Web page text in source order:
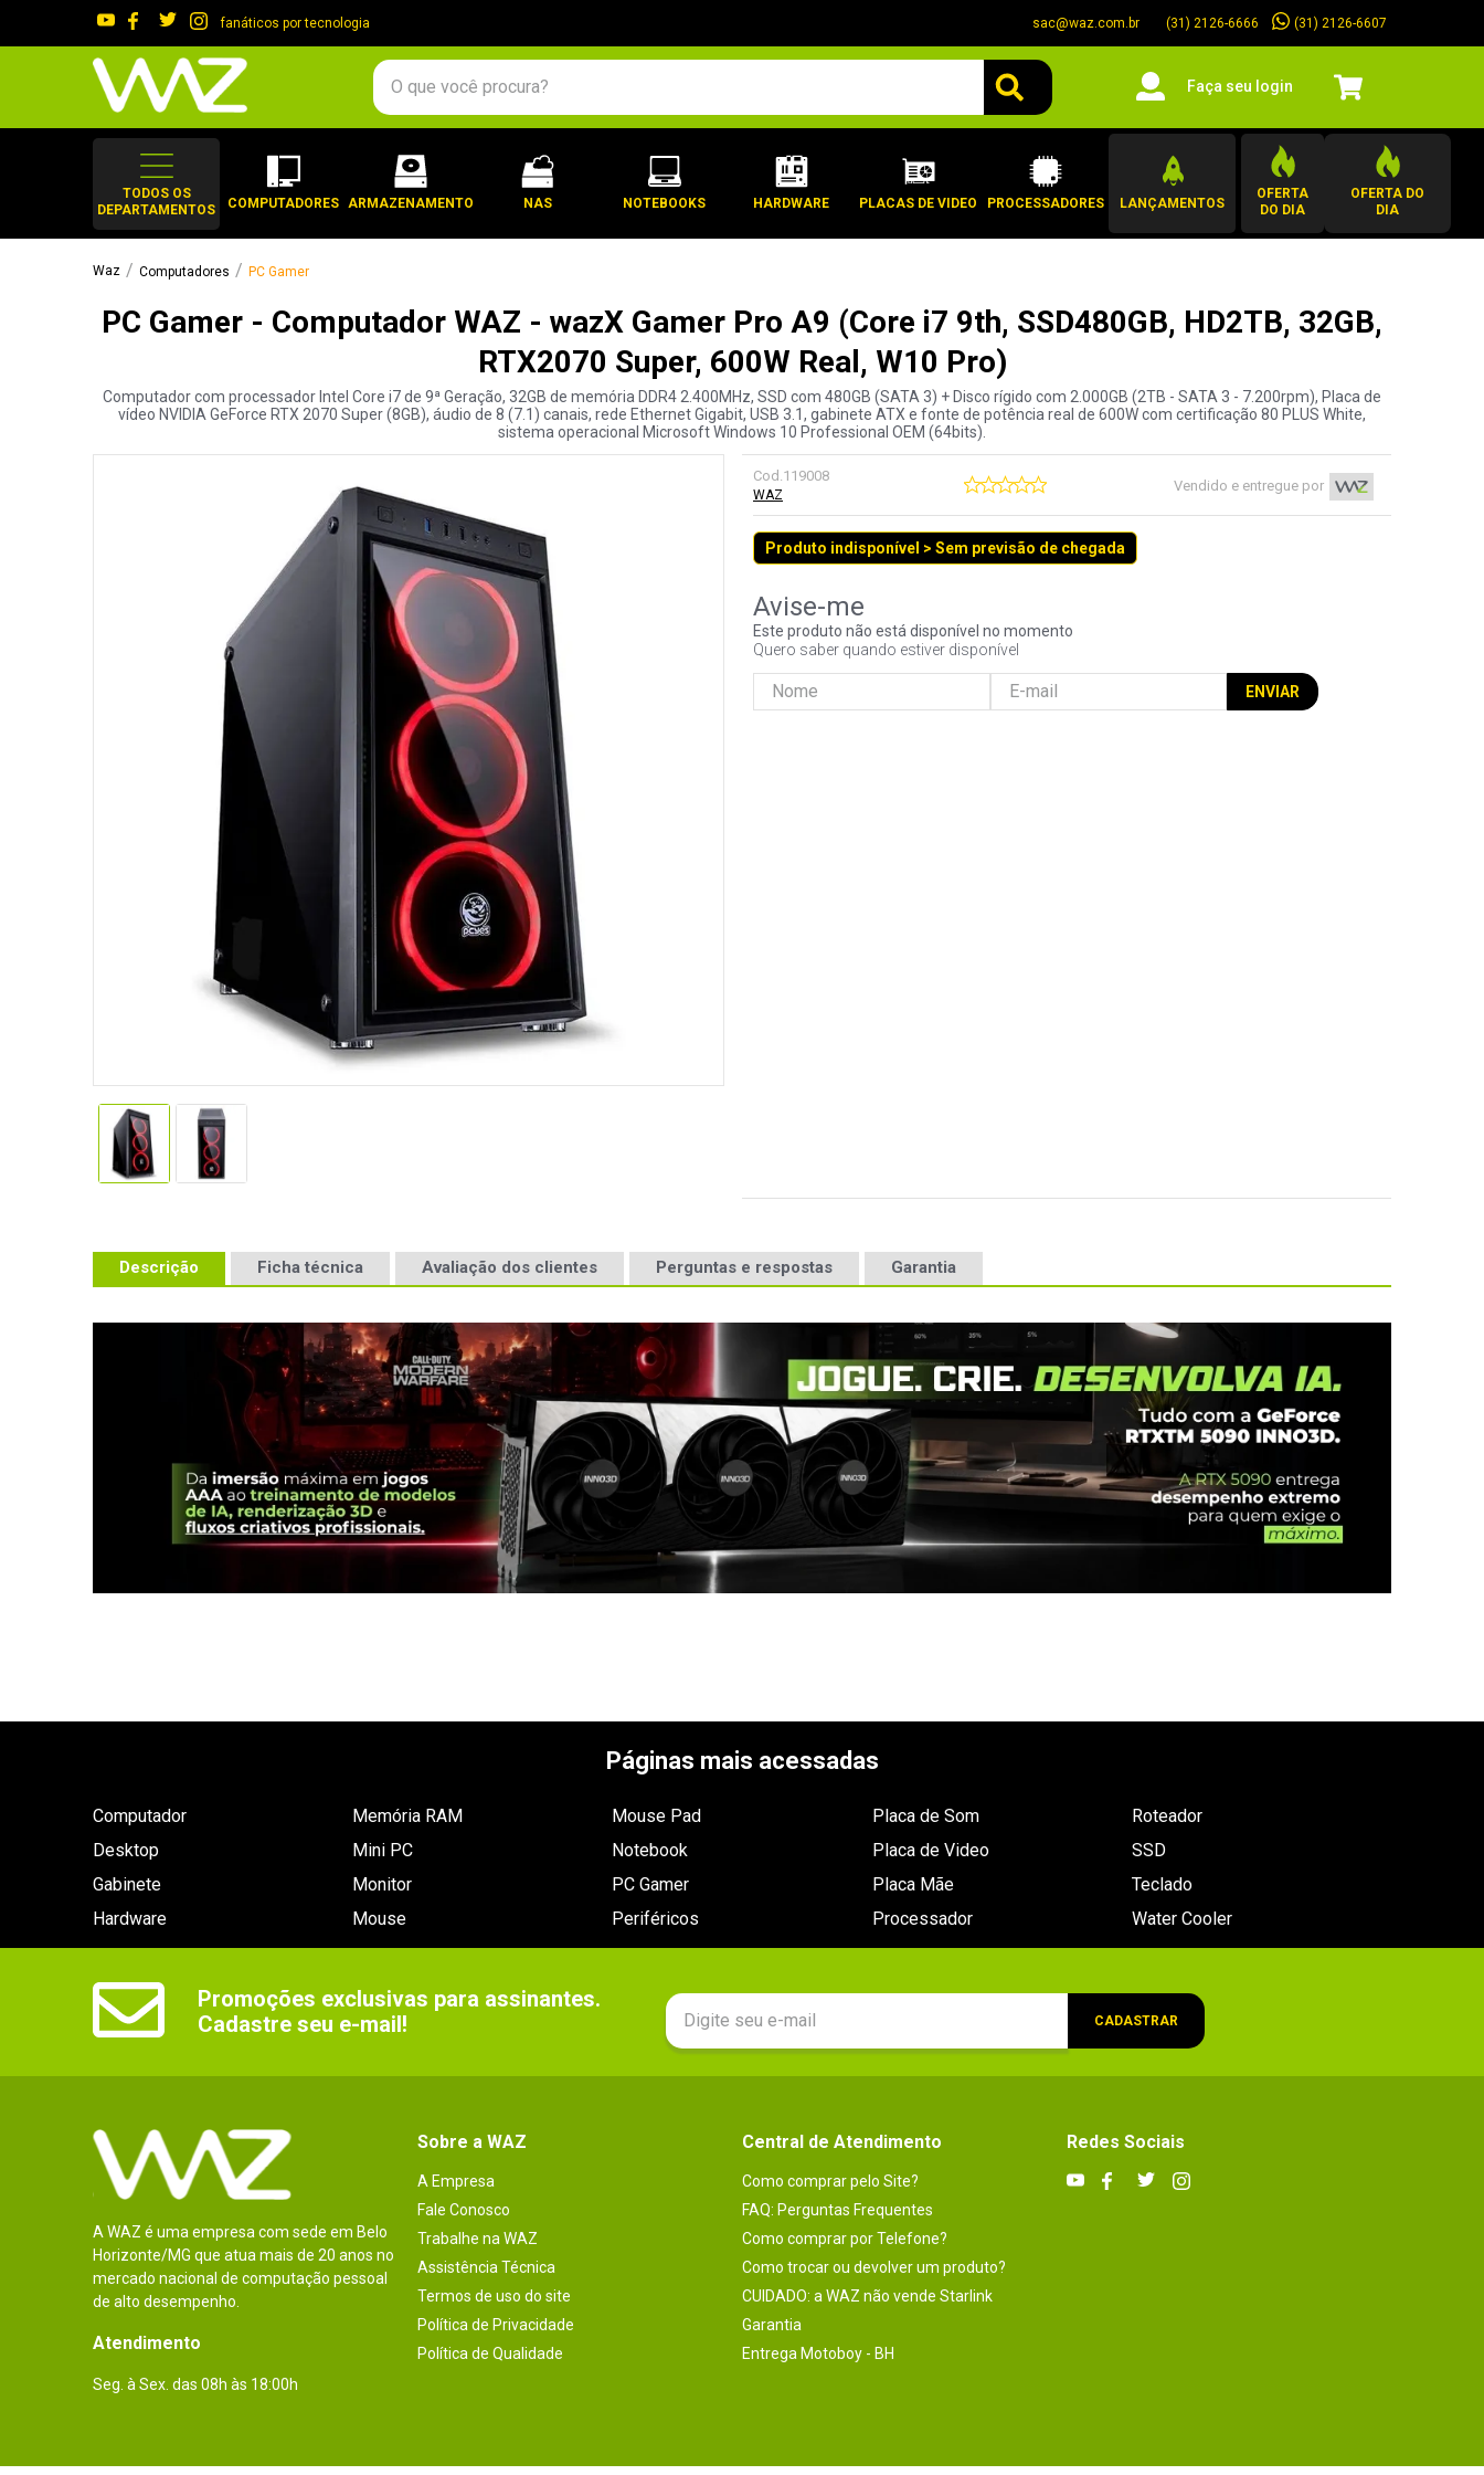
fanáticos por tecnologia sac@waz.com.br (31) 2126-6666 (31) 2126-6607
O que você procura?
Faça seu login
TODOS OS
DEPARTAMENTOS
COMPUTADORES ARMAZENAMENTO NAS NOTEBOOKS HARDWARE PLACAS DE VIDEO PROCESSADORES LANÇAMENTOS
OFERTA
DO DIA
OFERTA DO
DIA
Computadores PC Gamer
PC Gamer - Computador WAZ - wazX Gamer Pro A9 (Core i7 9th, SSD480GB, HD2TB, 32GB,
RTX2070 Super, 600W Real, W10 Pro)
Computador com processador Intel Core i7 de 9ª Geração, 32GB de memória DDR4 2.400MHz, SSD com 480GB (SATA 3) + Disco rígido com 2.000GB (2TB - SATA 3 - 7.200rpm), Placa de
vídeo NVIDIA GeForce RTX 2070 Super (8GB), áudio de 8 (7.1) canais, rede Ethernet Gigabit, USB 3.1, gabinete ATX e fonte de potência real de 600W com certificação 80 PLUS White,
sistema operacional Microsoft Windows 10 Professional OEM (64bits).
Cod.119008
WAZ
Vendido e entregue por
Produto indisponível > Sem previsão de chegada
Este produto não está disponível no momento
Quero saber quando estiver disponível
ENVIAR
Descrição Ficha técnica Avaliação dos clientes Perguntas e respostas Garantia
Páginas mais acessadas
Computador
Desktop
Gabinete
Hardware
Memória RAM
Mini PC
Monitor
Mouse
Mouse Pad
Notebook
PC Gamer
Periféricos
Placa de Som
Placa de Video
Placa Mãe
Processador
Roteador
SSD
Teclado
Water Cooler
Promoções exclusivas para assinantes.
Cadastre seu e-mail!
CADASTRAR
A WAZ é uma empresa com sede em Belo
Horizonte/MG que atua mais de 20 anos no
mercado nacional de computação pessoal
de alto desempenho.
Atendimento
Seg. à Sex. das 08h às 18:00h
Sobre a WAZ
A Empresa
Fale Conosco
Trabalhe na WAZ
Assistência Técnica
Termos de uso do site
Política de Privacidade
Política de Qualidade
Central de Atendimento
Como comprar pelo Site?
FAQ: Perguntas Frequentes
Como comprar por Telefone?
Como trocar ou devolver um produto?
CUIDADO: a WAZ não vende Starlink
Garantia
Entrega Motoboy - BH
Redes Sociais
gabinete
2º
keychron
5º
openbox
7º
jonsbo
10
hd